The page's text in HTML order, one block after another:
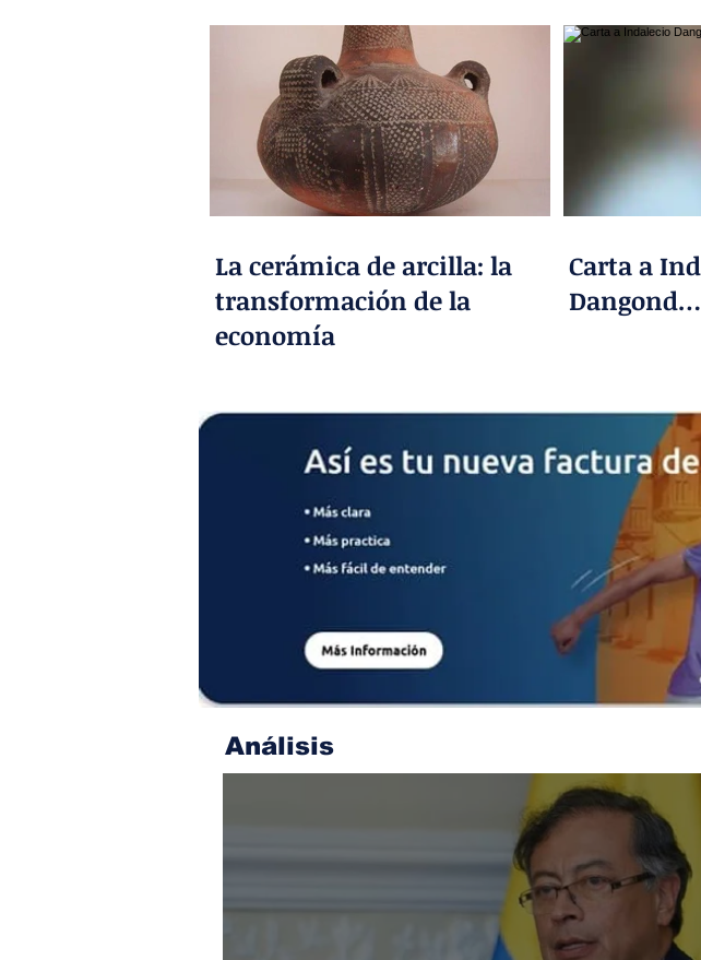
La cerámica de arcilla: la
transformación de la
economía
Carta a
Análisis